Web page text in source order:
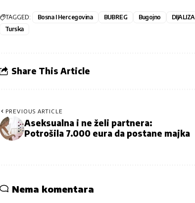
TAGGED: Bosna I Hercegovina BUBREG Bugojno DIJALIZA
Turska
Share This Article
PREVIOUS ARTICLE
Aseksualna i ne želi partnera:
Potrošila 7.000 eura da postane majka
Nema komentara